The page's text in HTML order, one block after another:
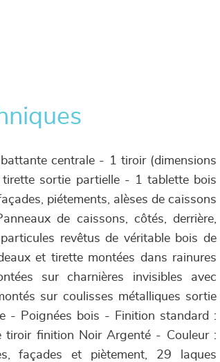
centrale - 1 tiroir (dimensions
sortie partielle - 1 tablette bois
piétements, alèses de caissons
de caissons, côtés, derrière,
revêtus de véritable bois de
et tirette montées dans rainures
sur charnières invisibles avec
sur coulisses métalliques sortie
- Poignées bois - Finition standard :
tiroir finition Noir Argenté - Couleur :
façades et piètement, 29 laques